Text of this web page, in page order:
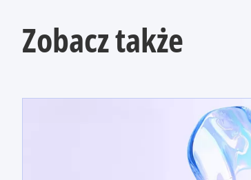
Zobacz także